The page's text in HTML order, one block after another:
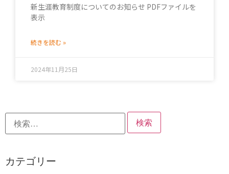
新生涯教育制度についてのお知らせ PDFファイルを
表示
続きを読む »
2024年11月25日
カテゴリー